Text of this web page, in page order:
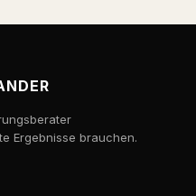
Ergebnisse brauchen.